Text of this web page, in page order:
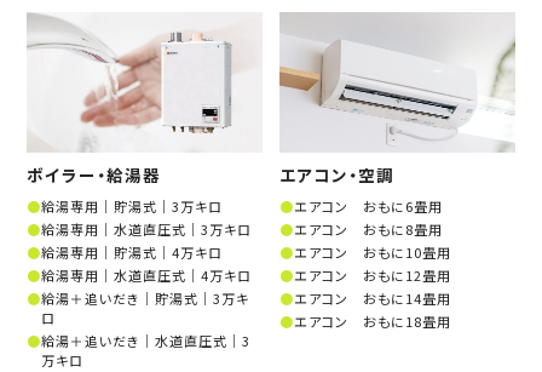
ボイラー・給湯器
給湯専用│貯湯式│3万キロ
給湯専用│水道直圧式│3万キロ
給湯専用│貯湯式│4万キロ
給湯専用│水道直圧式│4万キロ
給湯＋追いだき│貯湯式│3万キ
ロ
給湯＋追いだき│水道直圧式│3
万キロ
エアコン・空調
エアコン おもに6畳用
エアコン おもに8畳用
エアコン おもに10畳用
エアコン おもに12畳用
エアコン おもに14畳用
エアコン おもに18畳用